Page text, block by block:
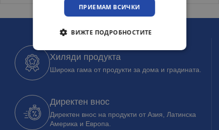
Хиляди продукта
Широка гама от продукти за дома и градината.
Директен внос
Директен внос на продукти от Азия, Латинска
Америка и Европа.
ПРИЕМАМ ВСИЧКИ
ВИЖТЕ ПОДРОБНОСТИТЕ